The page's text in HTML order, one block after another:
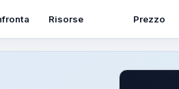
Risorse Prezzo